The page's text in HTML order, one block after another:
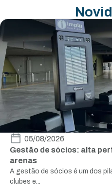
05/08/2026
Gestão de sócios: alta
arenas
A gestão de sócios é um dos
clubes e...